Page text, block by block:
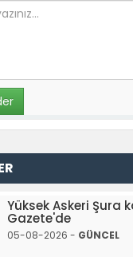
Yüksek Askeri Şura
Gazete'de
05-08-2026 - GÜNCEL